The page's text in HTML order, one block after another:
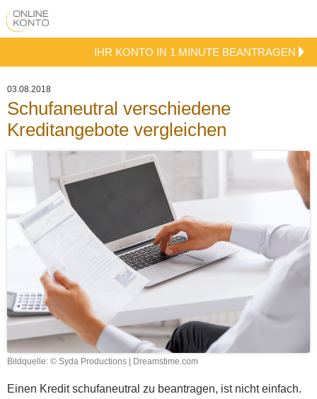
IHR KONTO IN 1 MINUTE BEANTRAGEN
03.08.2018
Schufaneutral verschiedene
Kreditangebote vergleichen
Bildquelle: © Syda Productions | Dreamstime.com
Einen Kredit schufaneutral zu beantragen, ist nicht einfach.